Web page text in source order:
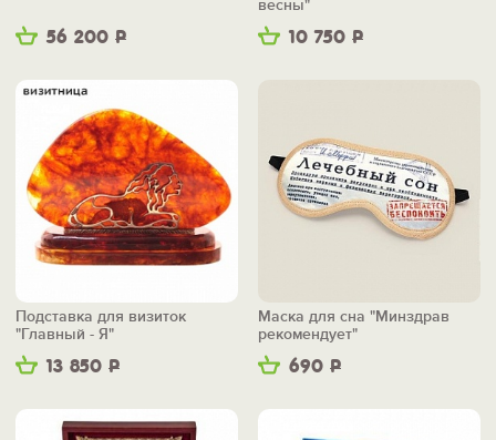
56 200 Р 10 750 Р
весны"
13 850 Р
Подставка для визиток
"Главный - Я"
690 Р
Маска для сна "Минздрав
рекомендует"